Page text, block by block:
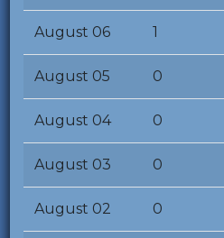
August 06 1
August 05 0
August 04 0
August 03 0
August 02 0